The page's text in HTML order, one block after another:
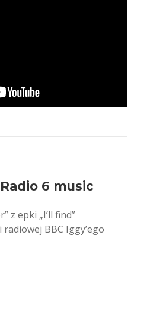
6 music
z epki „I’ll find”
BBC Iggy’ego